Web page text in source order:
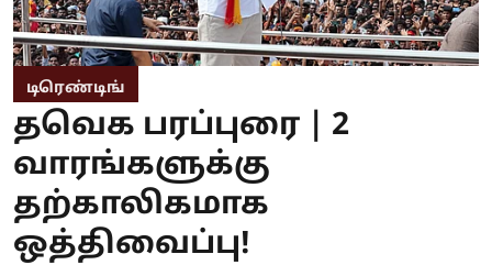
டிரெண்டிங்
தவெக பரப்புரை | 2
வாரங்களுக்கு
தற்காலிகமாக
ஒத்திவைப்பு!